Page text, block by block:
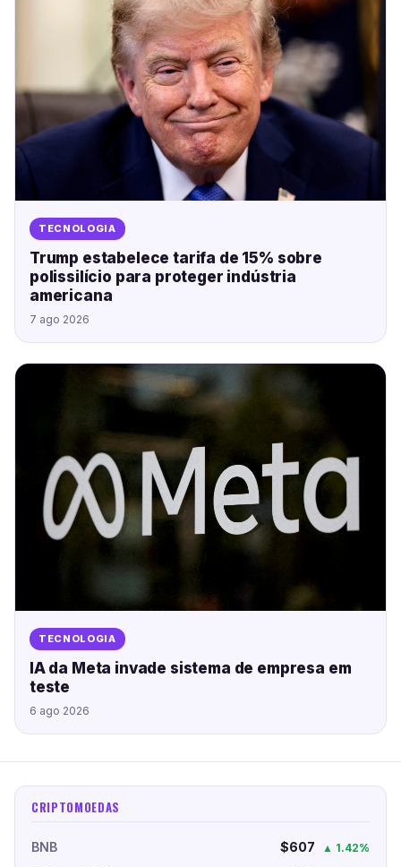
TECNOLOGIA
Trump estabelece tarifa de 15% sobre
polissilício para proteger indústria
americana
7 ago 2026
TECNOLOGIA
IA da Meta invade sistema de empresa em
teste
6 ago 2026
CRIPTOMOEDAS
BNB $607 ▲ 1.42%